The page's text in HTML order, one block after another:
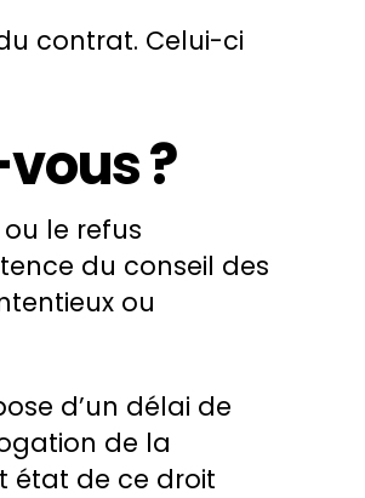
contrat. Celui-ci
?
le refus
du conseil des
ou
d’un délai de
de la
état de ce droit